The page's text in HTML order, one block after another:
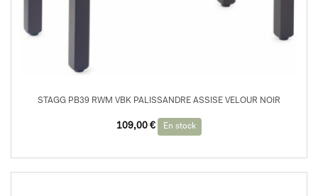
STAGG PB39 RWM VBK PALISSANDRE ASSISE VELOUR NOIR
109,00 € En stock